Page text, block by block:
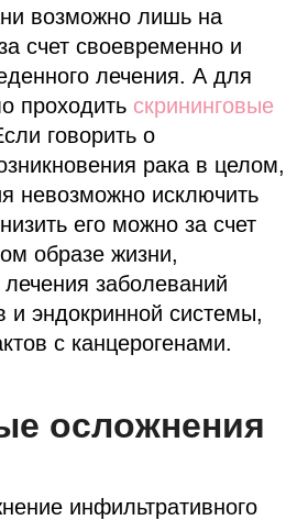
возможно лишь на
счет своевременно и
лечения. А для
проходить скрининговые
говорить о
рака в целом,
невозможно исключить
его можно за счет
образе жизни,
заболеваний
и эндокринной системы,
с канцерогенами.
осложнения
инфильтративного